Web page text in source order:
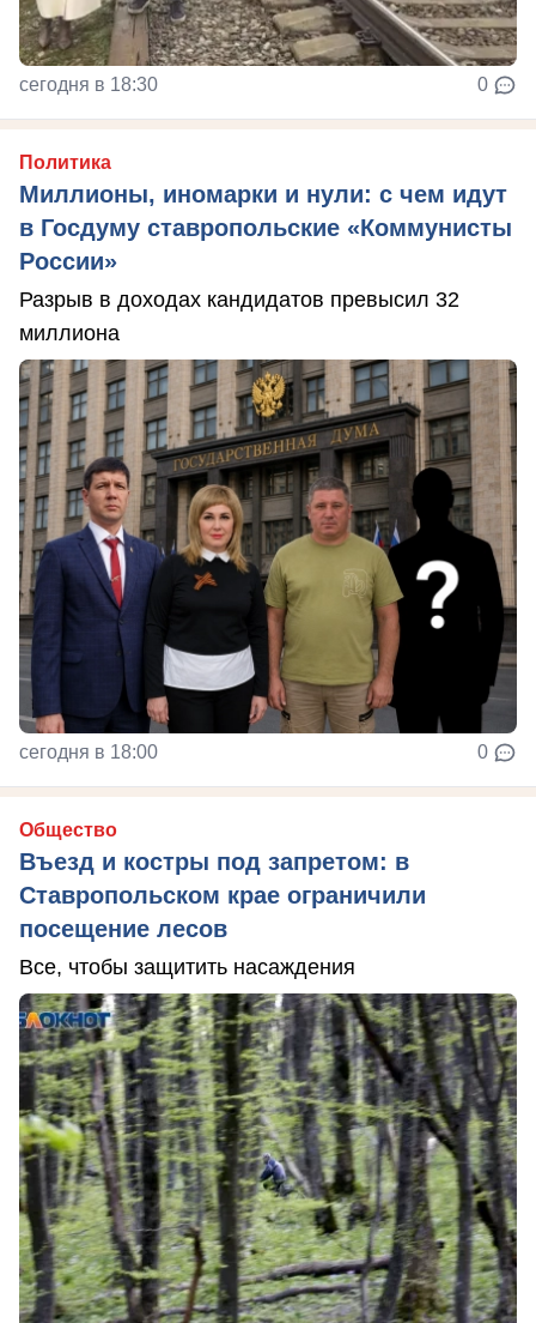
сегодня в 18:30 0
Политика
Миллионы, иномарки и нули: с чем идут
в Госдуму ставропольские «Коммунисты
России»
Разрыв в доходах кандидатов превысил 32
миллиона
сегодня в 18:00 0
Общество
Въезд и костры под запретом: в
Ставропольском крае ограничили
посещение лесов
Все, чтобы защитить насаждения